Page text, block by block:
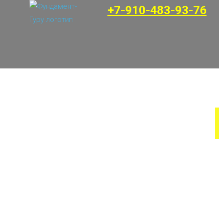
+7-910-483-93-76